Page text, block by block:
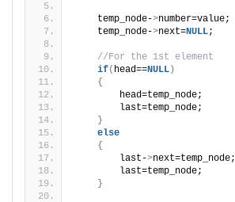
    temp_node-
>number=value;
    temp_node-
>next=NULL;
//For the 1st element
if( head==NULL )
{
        head=temp_node;
        last=temp_node;
}
else
{
        last-
>next=temp_node;
        last=temp_node;
}